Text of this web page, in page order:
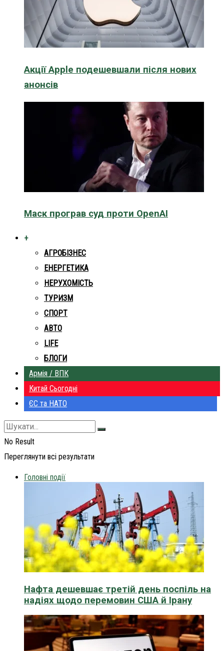
Акції Apple подешевшали після нових
анонсів
Маск програв суд проти OpenAI
+
АГРОБІЗНЕС
ЕНЕРГЕТИКА
НЕРУХОМІСТЬ
ТУРИЗМ
СПОРТ
АВТО
LIFE
БЛОГИ
Армія / ВПК
Китай Сьогодні
ЄС та НАТО
No Result
Переглянути всі результати
Головні події
Нафта дешевшає третій день поспіль на
надіях щодо перемовин США й Ірану